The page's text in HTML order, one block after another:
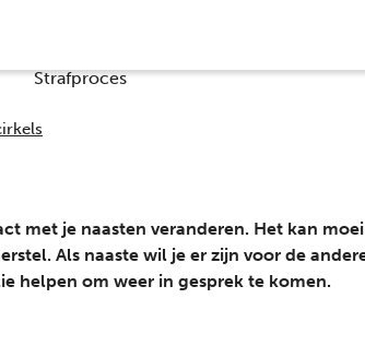
Strafproces
met je naasten veranderen. Het kan
Als naaste wil je er zijn voor de
helpen om weer in gesprek te komen.